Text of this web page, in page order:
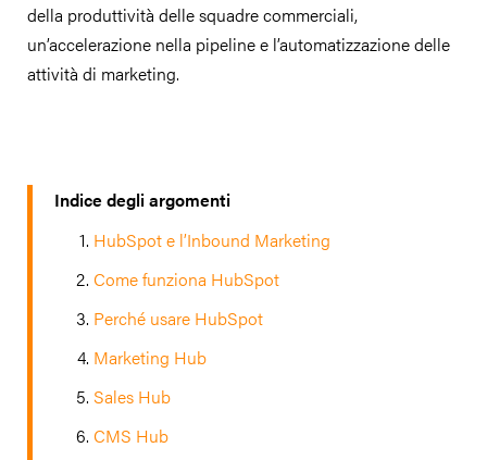
della produttività delle squadre commerciali,
un’accelerazione nella pipeline e l’automatizzazione delle
attività di marketing.
Indice degli argomenti
HubSpot e l’Inbound Marketing
Come funziona HubSpot
Perché usare HubSpot
Marketing Hub
Sales Hub
CMS Hub